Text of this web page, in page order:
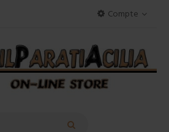
Compte